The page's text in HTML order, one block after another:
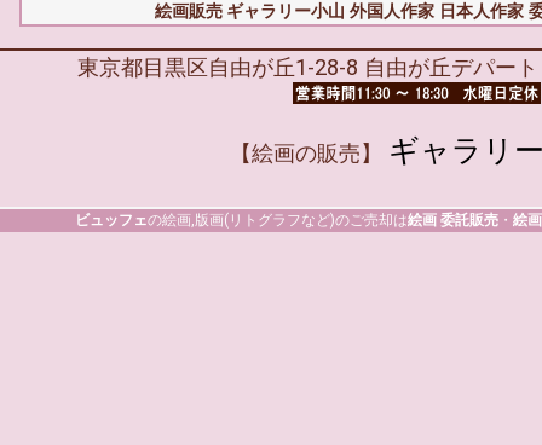
絵画販売 ギャラリー小山 外国人作家 日本人作家
東京都目黒区自由が丘1-28-8 自由が丘デパー
【絵画の販売】 ギャラリ
ビュッフェの絵画,版画(リトグラフなど)のご売却は絵画 委託販売 ・ 絵